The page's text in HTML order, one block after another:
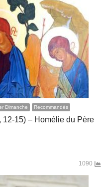
Dimanche Recommandés
12-15) – Homélie du Père
1090